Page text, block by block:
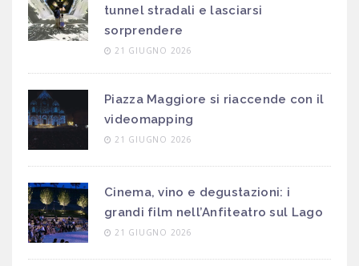
tunnel stradali e lasciarsi
sorprendere
21 GIUGNO 2026
Piazza Maggiore si riaccende con il
videomapping
21 GIUGNO 2026
Cinema, vino e degustazioni: i
grandi film nell’Anfiteatro sul Lago
21 GIUGNO 2026